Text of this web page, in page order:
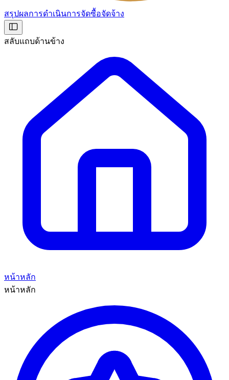
สรุปผลการดำเนินการจัดซื้อจัดจ้าง
สลับแถบด้านข้าง
หน้าหลัก
หน้าหลัก